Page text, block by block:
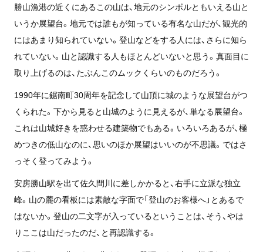
勝山漁港の近くにあるこの山は、地元のシンボルともいえる山と
いうか展望台。地元では誰もが知っている有名な山だが、観光的
にはあまり知られていない。登山などをする人には、さらに知ら
れていない。山と認識する人もほとんどいないと思う。真面目に
取り上げるのは、たぶんこのムックくらいのものだろう。
1990年に鋸南町30周年を記念して山頂に城のような展望台がつ
くられた。下から見ると山城のように見えるが、単なる展望台。
これは山城好きを惑わせる建築物でもある。いろいろあるが、極
めつきの低山なのに、思いのほか展望はいいのが不思議。ではさ
っそく登ってみよう。
安房勝山駅を出て佐久間川に差しかかると、右手に立派な独立
峰。山の麓の看板には素敵な字面で「登山のお客様へ」とあるで
はないか。登山の二文字が入っているということは、そう、やは
りここは山だったのだ、と再認識する。